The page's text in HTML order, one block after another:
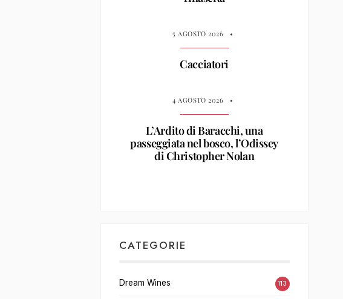
5 AGOSTO 2026 •
Cacciatori
4 AGOSTO 2026 •
L’Ardito di Baracchi, una
passeggiata nel bosco, l’Odissey
di Christopher Nolan
CATEGORIE
Dream Wines 113